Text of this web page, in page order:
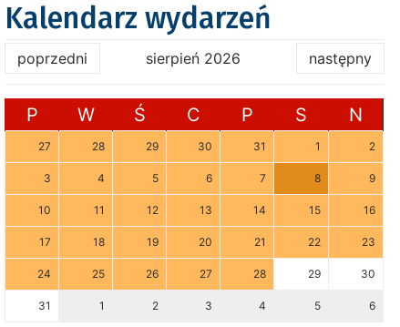
Kalendarz wydarzeń
poprzedni sierpień 2026 następny
P W Ś C P S N
27 28 29 30 31 1 2
3 4 5 6 7 8 9
10 11 12 13 14 15 16
17 18 19 20 21 22 23
24 25 26 27 28 29 30
31 1 2 3 4 5 6